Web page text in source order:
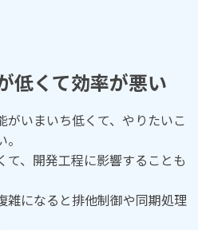
低くて効率が悪い
がいまいち低くて、やりたいこ
て、開発工程に影響することも
雑になると排他制御や同期処理